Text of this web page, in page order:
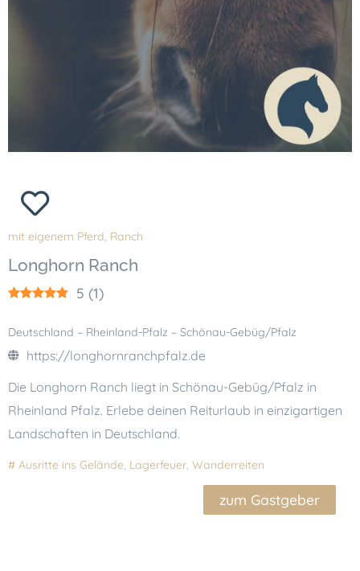
mit eigenem Pferd Ranch
Longhorn Ranch
5 (1)
Deutschland – Rheinland-Pfalz – Schönau-Gebüg/Pfalz
https://longhornranchpfalz.de
Die Longhorn Ranch liegt in Schönau-Gebüg/Pfalz in
Rheinland Pfalz. Erlebe deinen Reiturlaub in einzigartigen
Landschaften in Deutschland.
# Ausritte ins Gelände Lagerfeuer Wanderreiten
zum Gastgeber